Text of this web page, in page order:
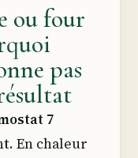
ou four
pas
7
En chaleur